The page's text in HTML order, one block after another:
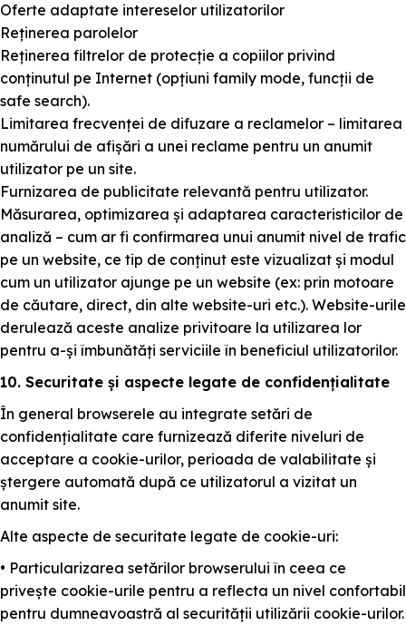
Oferte adaptate intereselor utilizatorilor
Reținerea parolelor
Reținerea filtrelor de protecție a copiilor privind
conținutul pe Internet (opțiuni family mode, funcții de
safe search).
Limitarea frecvenței de difuzare a reclamelor – limitarea
numărului de afișări a unei reclame pentru un anumit
utilizator pe un site.
Furnizarea de publicitate relevantă pentru utilizator.
Măsurarea, optimizarea și adaptarea caracteristicilor de
analiză – cum ar fi confirmarea unui anumit nivel de trafic
pe un website, ce tip de conținut este vizualizat și modul
cum un utilizator ajunge pe un website (ex: prin motoare
de căutare, direct, din alte website-uri etc.). Website-urile
derulează aceste analize privitoare la utilizarea lor
pentru a-și îmbunătăți serviciile în beneficiul utilizatorilor.
10. Securitate și aspecte legate de confidențialitate
În general browserele au integrate setări de
confidențialitate care furnizează diferite niveluri de
acceptare a cookie-urilor, perioada de valabilitate și
ștergere automată după ce utilizatorul a vizitat un
anumit site.
Alte aspecte de securitate legate de cookie-uri:
• Particularizarea setărilor browserului în ceea ce
privește cookie-urile pentru a reflecta un nivel confortabil
pentru dumneavoastră al securității utilizării cookie-urilor.